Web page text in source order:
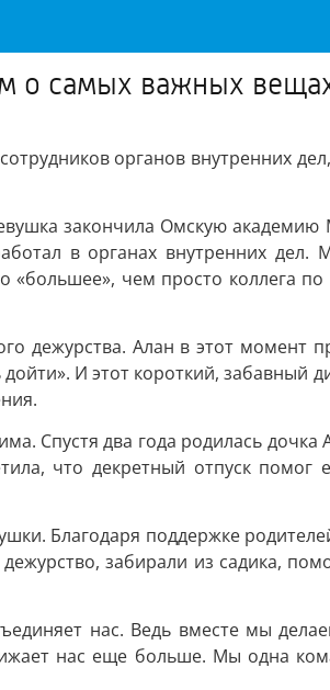
о самых важных
органов внутренних
закончила Омскую
в органах внутренних дел.
«большее», чем просто коллега
дежурства. Алан в этот момент
И этот короткий, забавный
Спустя два года родилась дочка
что декретный отпуск помог
Благодаря поддержке
забирали из садика,
нас. Ведь вместе мы
нас еще больше. Мы одна